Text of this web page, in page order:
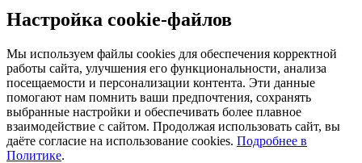
Настройка cookie-файлов
Мы используем файлы cookies для обеспечения корректной
работы сайта, улучшения его функциональности, анализа
посещаемости и персонализации контента. Эти данные
помогают нам помнить ваши предпочтения, сохранять
выбранные настройки и обеспечивать более плавное
взаимодействие с сайтом. Продолжая использовать сайт, вы
даёте согласие на использование cookies. Подробнее в
Политике.